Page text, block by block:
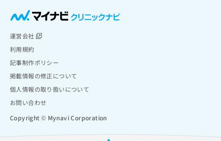
運営会社
利用規約
記事制作ポリシー
掲載情報の修正について
個人情報の取り扱いについて
お問い合わせ
Copyright © Mynavi Corporation